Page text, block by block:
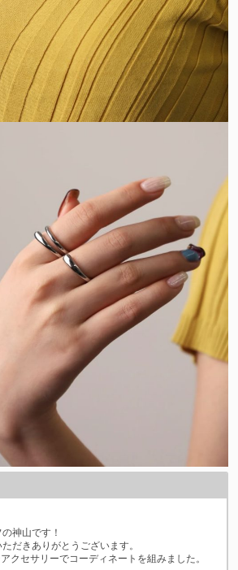
神山です！
だきありがとうございます。
クセサリーでコーディネートを組みました。